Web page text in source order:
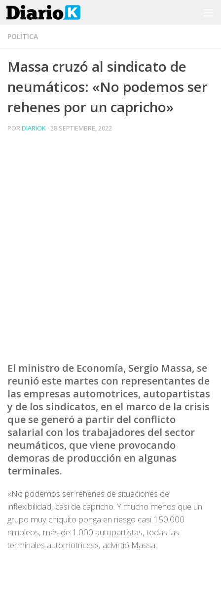
Saltar al contenido
POLÍTICA
Massa cruzó al sindicato de
neumáticos: «No podemos ser
rehenes por un capricho»
PORDIARIOK · 28 SEPTIEMBRE, 2022
El ministro de Economía, Sergio Massa, se
reunió este martes con representantes de
las empresas automotrices, autopartistas
y de los sindicatos, en el marco de la crisis
que se generó a partir del conflicto
salarial con los trabajadores del sector
neumáticos, que viene provocando
demoras de producción en algunas
terminales.
«No podemos ser rehenes de situaciones de
inflexibilidad, casi de capricho. Y mucho menos que un
grupo muy chiquito ponga en riesgo casi 150.000
empleos, más de 1.000 autopartistas, todas las
terminales automotrices», advirtió Massa.